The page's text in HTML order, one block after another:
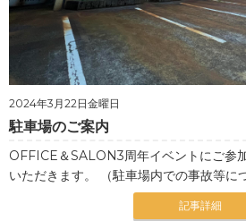
2024年3月22日金曜日
駐車場のご案内
OFFICE＆SALON3周年イベントにご参
いただきます。 （駐車場内での事故等に
記事詳細